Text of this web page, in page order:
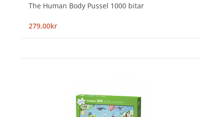
The Human Body Pussel 1000 bitar
279,00kr